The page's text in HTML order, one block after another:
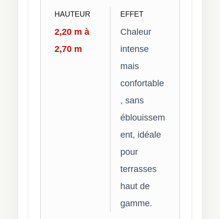
HAUTEUR
2,20 m à
2,70 m
EFFET
Chaleur
intense
mais
confortable
, sans
éblouissem
ent, idéale
pour
terrasses
haut de
gamme.